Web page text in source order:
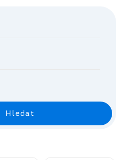
Hledat